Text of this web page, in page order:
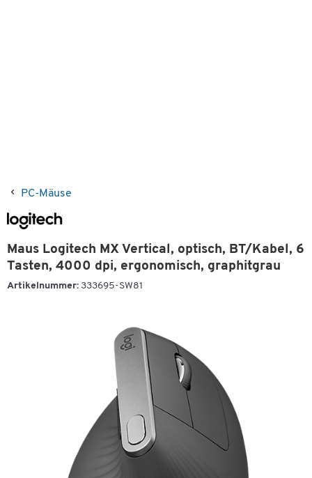
PC-Mäuse
Maus Logitech MX Vertical, optisch, BT/Kabel, 6
Tasten, 4000 dpi, ergonomisch, graphitgrau
Artikelnummer: 333695-SW81